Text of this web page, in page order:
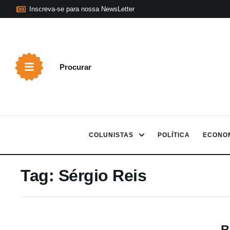
Inscreva-se para nossa NewsLetter
Procurar
COLUNISTAS POLÍTICA
Tag: Sérgio Reis